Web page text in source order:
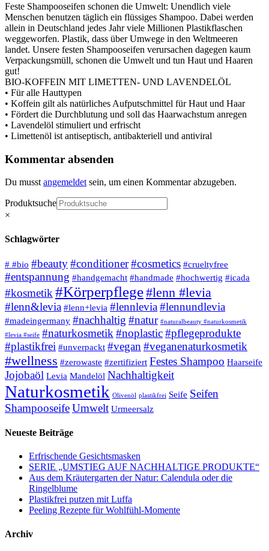
Feste Shampooseifen schonen die Umwelt: Unendlich viele
Menschen benutzen täglich ein flüssiges Shampoo. Dabei werden
allein in Deutschland jedes Jahr viele Millionen Plastikflaschen
weggeworfen. Plastik, dass über Umwege in den Weltmeeren
landet. Unsere festen Shampooseifen verursachen dagegen kaum
Verpackungsmüll, schonen die Umwelt und tun Haut und Haaren
gut!
BIO-KOFFEIN MIT LIMETTEN- UND LAVENDELÖL
• Für alle Hauttypen
• Koffein gilt als natürliches Aufputschmittel für Haut und Haar
• Fördert die Durchblutung und soll das Haarwachstum anregen
• Lavendelöl stimuliert und erfrischt
• Limettenöl ist antiseptisch, antibakteriell und antiviral
Kommentar absenden
Du musst angemeldet sein, um einen Kommentar abzugeben.
Produktsuche
×
Schlagwörter
# #bio #beauty#conditioner#cosmetics #crueltyfree
#entspannung #handgemacht #handmade #hochwertig #icada
#kosmetik #Körperpflege#lenn #levia
#lenn&levia #lenn+levia #lennlevia#lennundlevia
#madeingermany #nachhaltig #natur #naturalbeauty #naturkosmetik
#levia #seife #naturkosmetik #noplastic#pflegeprodukte
#plastikfrei #unverpackt #vegan #veganenaturkosmetik
#wellness #zerowaste #zertifiziert Festes Shampoo Haarseife
Jojobaöl Levia Mandelöl Nachhaltigkeit
Naturkosmetik Olivenöl plastikfrei Seife Seifen
ShampooseifeUmwelt Urmeersalz
Neueste Beiträge
Erfrischende Gesichtsmasken
SERIE „UMSTIEG AUF NACHHALTIGE PRODUKTE“
Aus dem Kräutergarten der Natur: Calendula oder die
Ringelblume
Plastikfrei putzen mit Luffa
Peeling Rezepte für Wohlfühl-Momente
Archiv